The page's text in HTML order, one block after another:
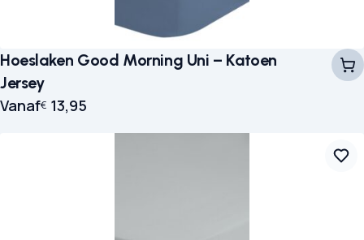
Hoeslaken Good Morning Uni – Katoen
Jersey
Vanaf€ 13,95